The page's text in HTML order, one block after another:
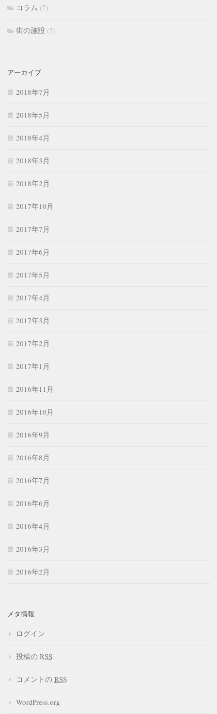
コラム (7)
街の施設 (5)
アーカイブ
2018年7月
2018年5月
2018年4月
2018年3月
2018年2月
2017年10月
2017年7月
2017年6月
2017年5月
2017年4月
2017年3月
2017年2月
2017年1月
2016年11月
2016年10月
2016年9月
2016年8月
2016年7月
2016年6月
2016年4月
2016年3月
2016年2月
メタ情報
ログイン
投稿の RSS
コメントの RSS
WordPress.org